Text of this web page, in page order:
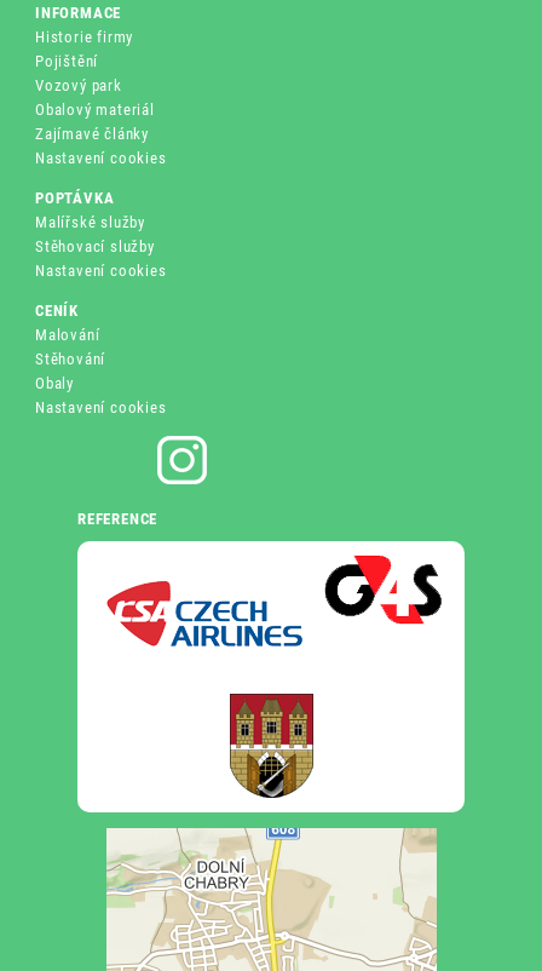
INFORMACE
Historie firmy
Pojištění
Vozový park
Obalový materiál
Zajímavé články
Nastavení cookies
POPTÁVKA
Malířské služby
Stěhovací služby
Nastavení cookies
CENÍK
Malování
Stěhování
Obaly
Nastavení cookies
REFERENCE